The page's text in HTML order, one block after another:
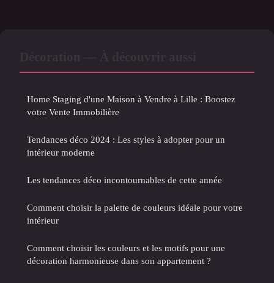
Home Staging d'une Maison à Vendre à Lille : Boostez
votre Vente Immobilière
Tendances déco 2024 : Les styles à adopter pour un
intérieur moderne
Les tendances déco incontournables de cette année
Comment choisir la palette de couleurs idéale pour votre
intérieur
Comment choisir les couleurs et les motifs pour une
décoration harmonieuse dans son appartement ?